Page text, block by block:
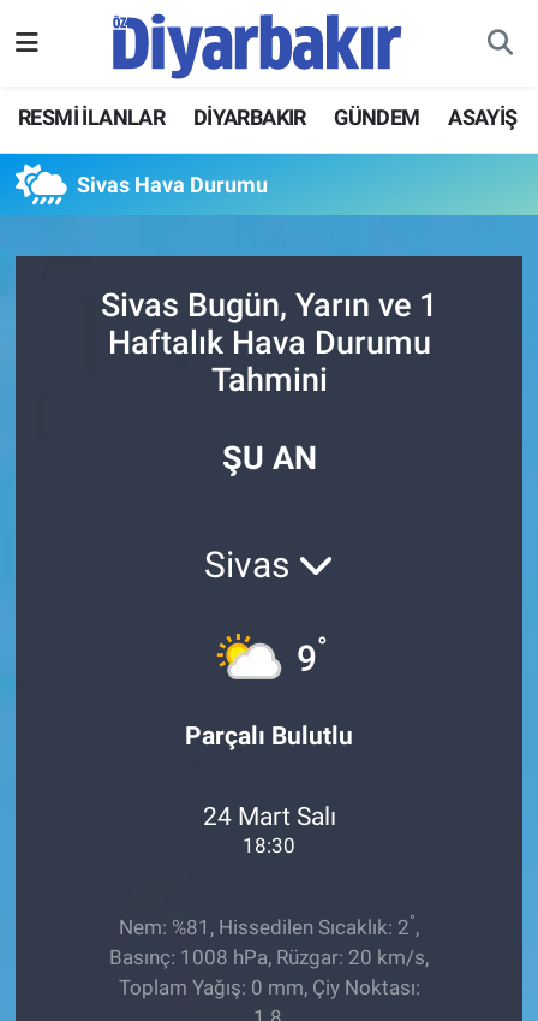
RESMİ İLANLAR DİYARBAKIR GÜNDEM ASAYİŞ
Sivas Hava Durumu
Sivas Bugün, Yarın ve 1
Haftalık Hava Durumu
Tahmini
ŞU AN
Sivas
9°
Parçalı Bulutlu
24 Mart Salı
18:30
Nem: %81, Hissedilen Sıcaklık: 2°,
Basınç: 1008 hPa, Rüzgar: 20 km/s,
Toplam Yağış: 0 mm, Çiy Noktası:
ASAYİŞ
DİYARBAKIR
GÜNDEM
Hava Durumu
Namaz Vakitleri
Süper Lig Puan Durumu ve Fikstür
Son Dakika Haberleri